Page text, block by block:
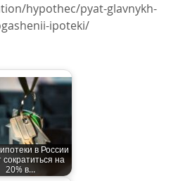
hypothec/pyat-glavnykh-
ipoteki/
в России
на
20% в…